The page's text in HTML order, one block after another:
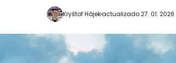
Kryštof Hájekactualizado 27. 01. 2026